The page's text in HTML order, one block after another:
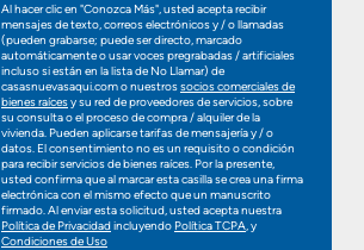
Al hacer clic en "Conozca Más", usted acepta recibir
mensajes de texto, correos electrónicos y / o llamadas
(pueden grabarse; puede ser directo, marcado
automáticamente o usar voces pregrabadas / artificiales
incluso si están en la lista de No Llamar) de
casasnuevasaqui.com o nuestrossocios comerciales de
bienes raícesy su red de proveedores de servicios, sobre
su consulta o el proceso de compra / alquiler de la
vivienda. Pueden aplicarse tarifas de mensajería y / o
datos. El consentimiento no es un requisito o condición
para recibir servicios de bienes raíces. Por la presente,
usted confirma que al marcar esta casilla se crea una firma
electrónica con el mismo efecto que un manuscrito
firmado. Al enviar esta solicitud, usted acepta nuestra
Política de Privacidadincluyendo Política TCPA, y
Condiciones de Uso